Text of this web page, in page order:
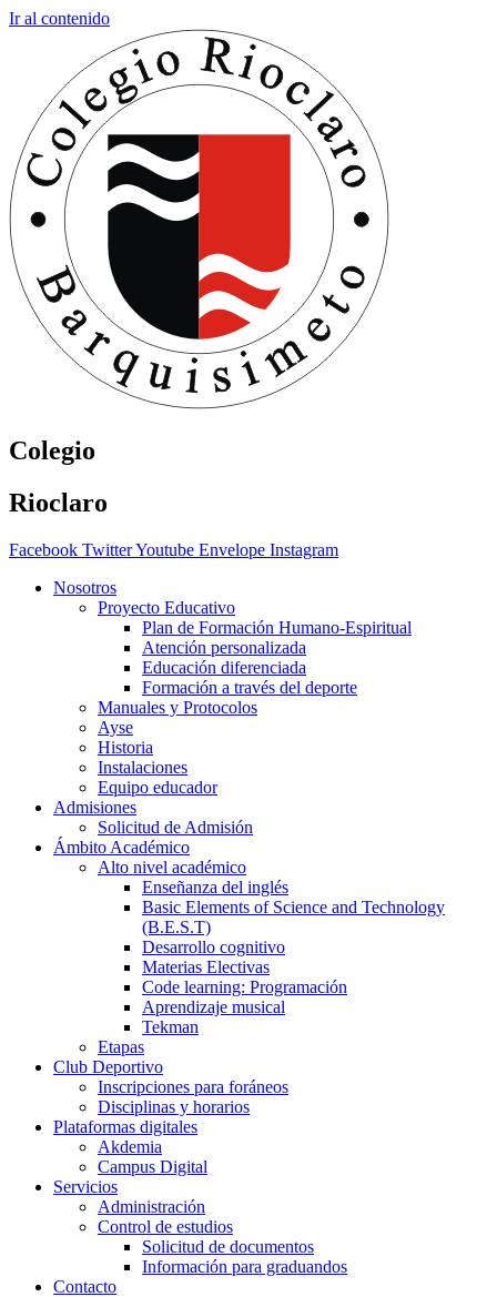
Ir al contenido
Colegio
Rioclaro
Facebook TwitterYoutube Envelope Instagram
Nosotros
Proyecto Educativo
Plan de Formación Humano-Espiritual
Atención personalizada
Educación diferenciada
Formación a través del deporte
Manuales y Protocolos
Ayse
Historia
Instalaciones
Equipo educador
Admisiones
Solicitud de Admisión
Ámbito Académico
Alto nivel académico
Enseñanza del inglés
Basic Elements of Science and Technology
(B.E.S.T)
Desarrollo cognitivo
Materias Electivas
Code learning: Programación
Aprendizaje musical
Tekman
Etapas
Club Deportivo
Inscripciones para foráneos
Disciplinas y horarios
Plataformas digitales
Akdemia
Campus Digital
Servicios
Administración
Control de estudios
Solicitud de documentos
Información para graduandos
Contacto